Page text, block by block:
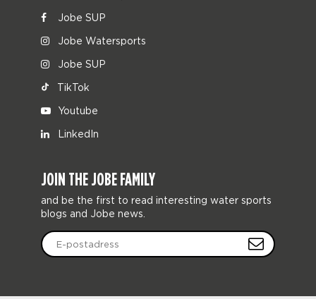
Jobe SUP
Jobe Watersports
Jobe SUP
TikTok
Youtube
LinkedIn
JOIN THE JOBE FAMILY
and be the first to read interesting water sports
blogs and Jobe news.